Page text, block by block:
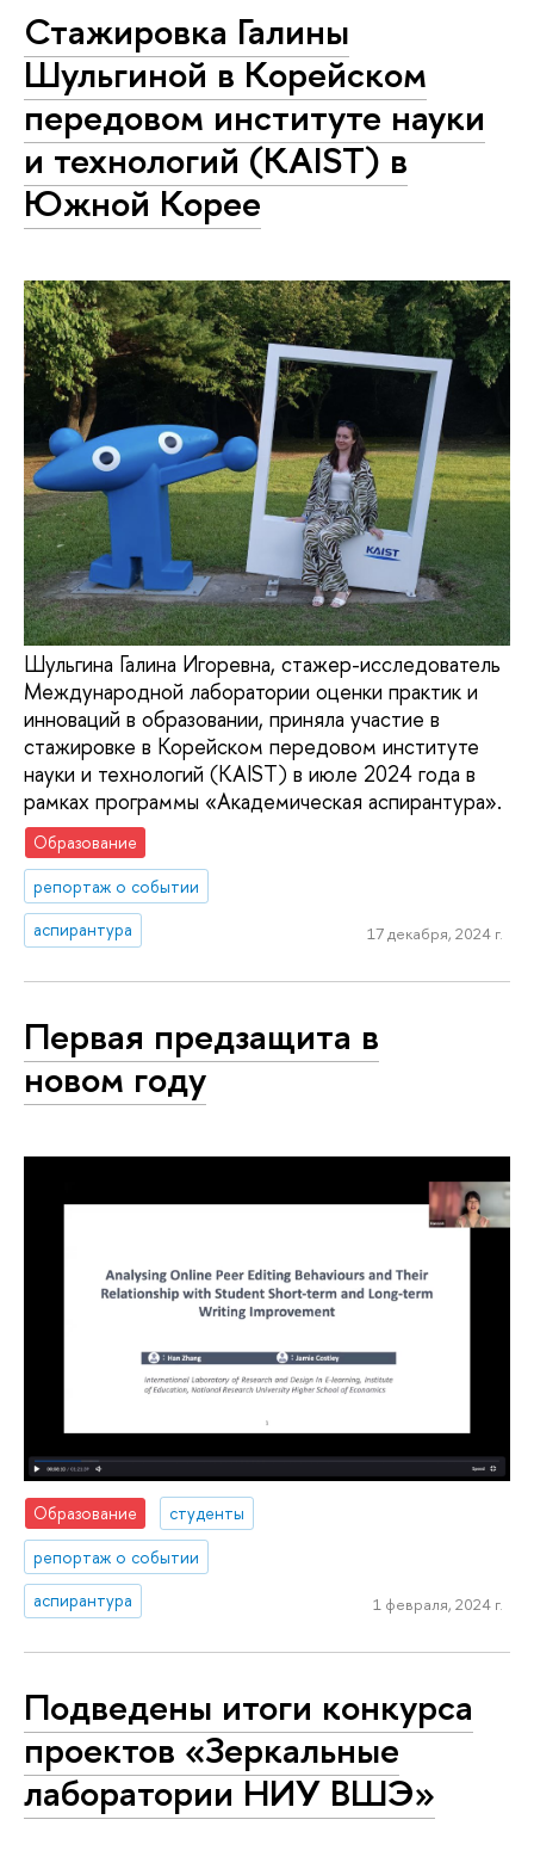
Стажировка Галины
Шульгиной в Корейском
передовом институте науки
и технологий (KAIST) в
Южной Корее
Шульгина Галина Игоревна, стажер-исследователь
Международной лаборатории оценки практик и
инноваций в образовании, приняла участие в
стажировке в Корейском передовом институте
науки и технологий (KAIST) в июле 2024 года в
рамках программы «Академическая аспирантура».
Образование
репортаж о событии
аспирантура
17 декабря, 2024 г.
Первая предзащита в
новом году
Образование
студенты
репортаж о событии
аспирантура
1 февраля, 2024 г.
Подведены итоги конкурса
проектов «Зеркальные
лаборатории НИУ ВШЭ»